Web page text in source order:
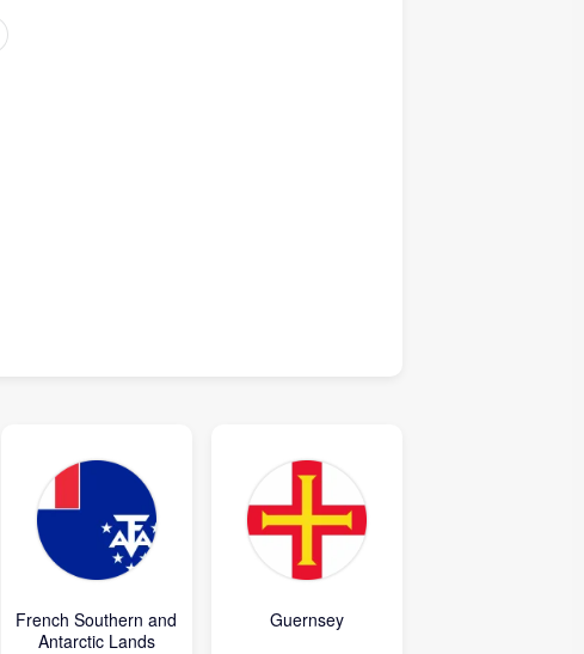
French Southern and
Antarctic Lands
Guernsey